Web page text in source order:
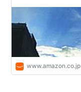
www.amazon.co.jp